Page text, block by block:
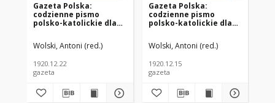
Gazeta Polska:
codzienne pismo
polsko-katolickie dla
1920.12.22 R.24 Nr294
Wolski, Antoni (red.)
1920.12.22
gazeta
Gazeta Polska:
codzienne pismo
polsko-katolickie dla
1920.12.15 R.24 Nr288
Wolski, Antoni (red.)
1920.12.15
gazeta